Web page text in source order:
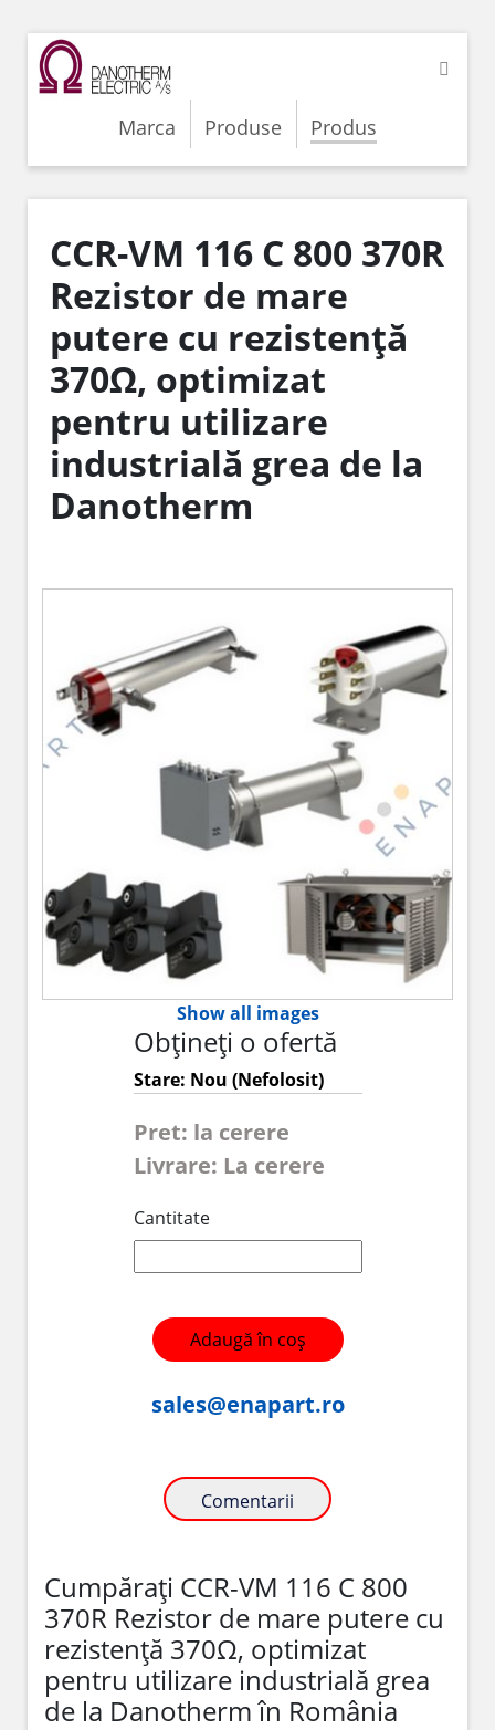
Marca Produse Produs
CCR-VM 116 C 800 370R
Rezistor de mare
putere cu rezistență
370Ω, optimizat
pentru utilizare
industrială grea de la
Danotherm
Show all images
Obțineți o ofertă
Stare: Nou (Nefolosit)
Pret: la cerere
Livrare: La cerere
Cantitate
Adaugă în coș
sales@enapart.ro
Comentarii
Cumpărați CCR-VM 116 C 800
370R Rezistor de mare putere cu
rezistență 370Ω, optimizat
pentru utilizare industrială grea
de la Danotherm în România